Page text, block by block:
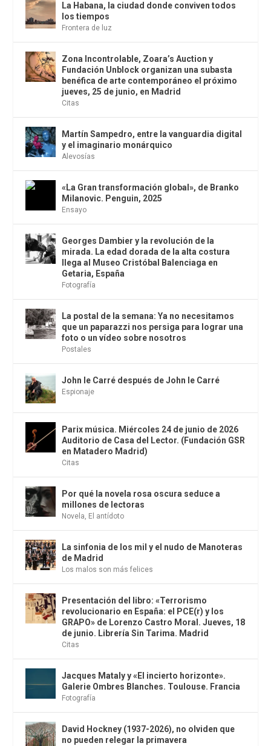
La Habana, la ciudad donde conviven todos
los tiempos
Frontera de luz
Zona Incontrolable, Zoara’s Auction y
Fundación Unblock organizan una subasta
benéfica de arte contemporáneo el próximo
jueves, 25 de junio, en Madrid
Citas
Martín Sampedro, entre la vanguardia digital
y el imaginario monárquico
Alevosías
«La Gran transformación global», de Branko
Milanovic. Penguin, 2025
Ensayo
Georges Dambier y la revolución de la
mirada. La edad dorada de la alta costura
llega al Museo Cristóbal Balenciaga en
Getaria, España
Fotografía
La postal de la semana: Ya no necesitamos
que un paparazzi nos persiga para lograr una
foto o un vídeo sobre nosotros
Postales
John le Carré después de John le Carré
Espionaje
Parix música. Miércoles 24 de junio de 2026
Auditorio de Casa del Lector. (Fundación GSR
en Matadero Madrid)
Citas
Por qué la novela rosa oscura seduce a
millones de lectoras
Novela, El antídoto
La sinfonia de los mil y el nudo de Manoteras
de Madrid
Los malos son más felices
Presentación del libro: «Terrorismo
revolucionario en España: el PCE(r) y los
GRAPO» de Lorenzo Castro Moral. Jueves, 18
de junio. Librería Sin Tarima. Madrid
Citas
Jacques Mataly y «El incierto horizonte».
Galerie Ombres Blanches. Toulouse. Francia
Fotografía
David Hockney (1937-2026), no olviden que
no pueden relegar la primavera